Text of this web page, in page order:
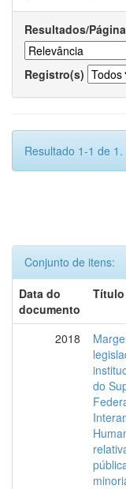
Resultados/Página
Registro(s)
Resultado 1-1 de 1.
Conjunto de itens:
Data do
documento
Título
2018
do